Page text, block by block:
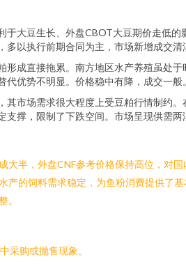
于大豆生长、外盘CBOT大豆期价走低
以执行前期合同为主，市场新增成交
形成直接拖累。南方地区水产养殖虽处
优势不明显。价格稳中有降，成交一般。
其市场需求很大程度上受豆粕行情制
撑，限制了下跌空间。市场呈现供需两
半，外盘CNF参考价格保持高位，对
的饲料需求稳定，为鱼粉消费提供了
。
采购或抛售现象。